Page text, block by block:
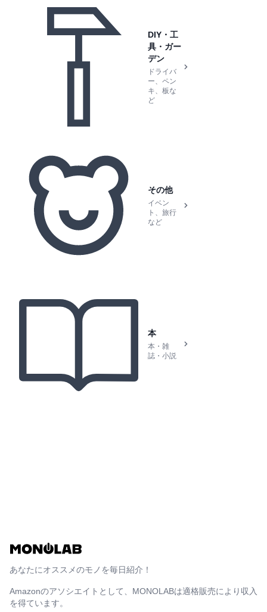
DIY・工
具・ガー
デン
ドライバ
ー、ペン
キ、板な
ど
その他
イベン
ト、旅行
など
本
本・雑
誌・小説
あなたにオススメのモノを毎日紹介！
Amazonのアソシエイトとして、MONOLABは適格販売により収入
を得ています。